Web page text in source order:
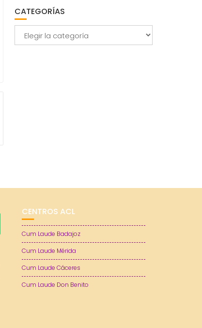
CATEGORÍAS
CENTROS ACL
Cum Laude Badajoz
Cum Laude Mérida
Cum Laude Cáceres
Cum Laude Don Benito